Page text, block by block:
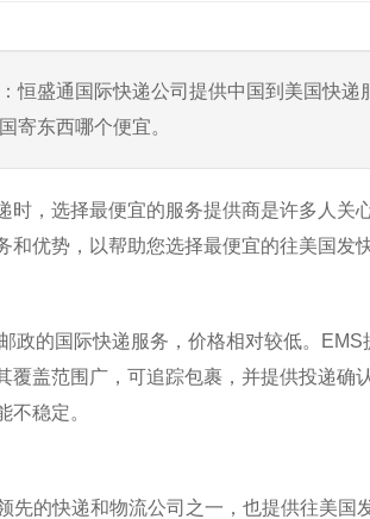
恒盛通国际快递公司提供中国到美国快
寄东西哪个便宜。
时，选择最便宜的服务提供商是许多人关
和优势，以帮助您选择最便宜的往美国发
政的国际快递服务，价格相对较低。
覆盖范围广，可追踪包裹，并提供投递
不稳定。
先的快递和物流公司之一，也提供往美